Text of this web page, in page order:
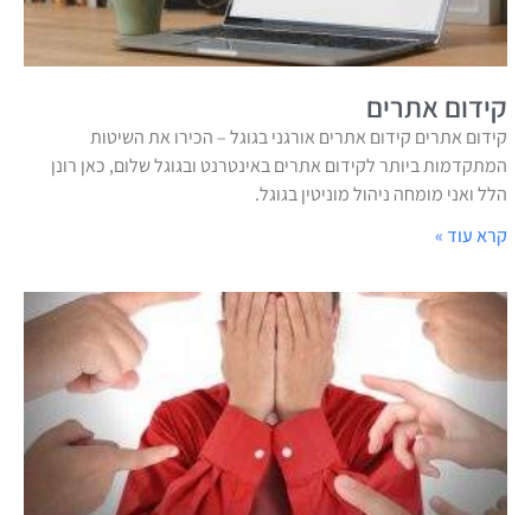
קידום אתרים
קידום אתרים קידום אתרים אורגני בגוגל – הכירו את השיטות
המתקדמות ביותר לקידום אתרים באינטרנט ובגוגל שלום, כאן רונן
הלל ואני מומחה ניהול מוניטין בגוגל.
קרא עוד »